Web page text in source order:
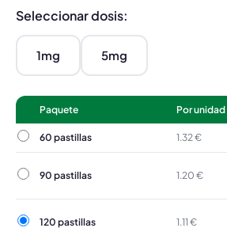
Seleccionar dosis:
1mg 5mg
Paquete Por unidad
60 pastillas
60 pastillas 1.32 €
90 pastillas
90 pastillas 1.20 €
120 pastillas
120 pastillas 1.11 €